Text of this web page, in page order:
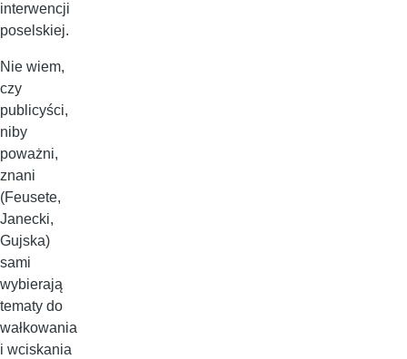
interwencji
poselskiej.
Nie wiem,
czy
publicyści,
niby
poważni,
znani
(Feusete,
Janecki,
Gujska)
sami
wybierają
tematy do
wałkowania
i wciskania